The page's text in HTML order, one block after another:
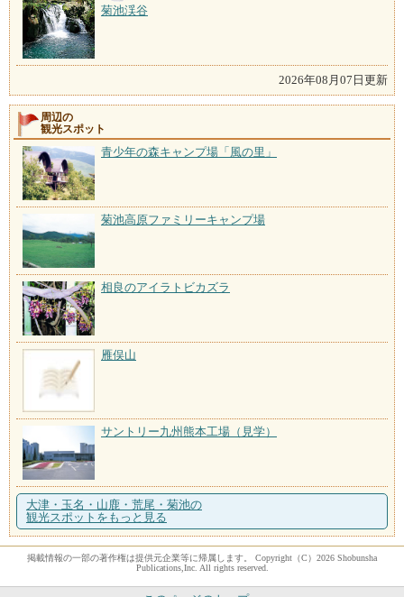
菊池渓谷
2026年08月07日更新
周辺の
観光スポット
青少年の森キャンプ場「風の里」
菊池高原ファミリーキャンプ場
相良のアイラトビカズラ
雁俣山
サントリー九州熊本工場（見学）
大津・玉名・山鹿・荒尾・菊池の
観光スポットをもっと見る
掲載情報の一部の著作権は提供元企業等に帰属します。 Copyright（C）2026 Shobunsha
Publications,Inc. All rights reserved.